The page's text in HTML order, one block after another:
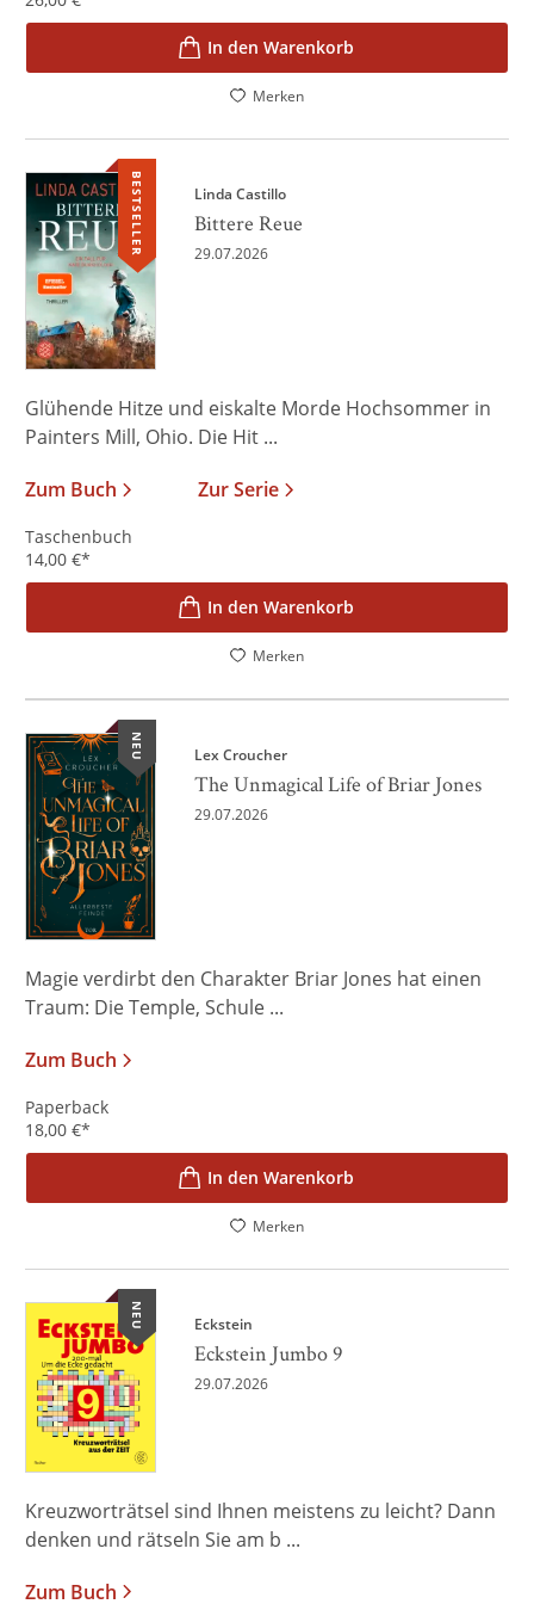
In den Warenkorb
Merken
BESTSELLER Linda Castillo
Bittere Reue
29.07.2026
Glühende Hitze und eiskalte Morde Hochsommer in
Painters Mill, Ohio. Die Hit ...
Zum Buch
Zur Serie
Taschenbuch
14,00 €*
In den Warenkorb
Merken
NEU Lex Croucher
The Unmagical Life of Briar Jones
29.07.2026
Magie verdirbt den Charakter Briar Jones hat einen
Traum: Die Temple, Schule ...
Zum Buch
Paperback
18,00 €*
In den Warenkorb
Merken
NEU Eckstein
Eckstein Jumbo 9
29.07.2026
Kreuzworträtsel sind Ihnen meistens zu leicht? Dann
denken und rätseln Sie am b ...
Zum Buch